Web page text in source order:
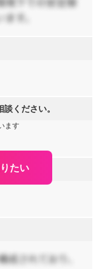
ください。
ます
たい